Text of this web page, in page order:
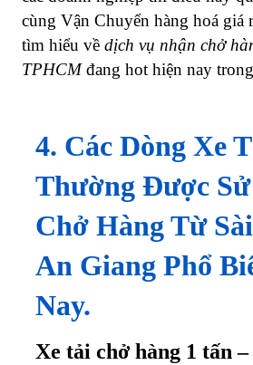
cùng Vận Chuyển hàng hoá giá
tìm hiểu về dịch vụ nhận chở
TPHCMđang hot hiện nay
4. Các Dòng Xe
Thường Được
Chở Hàng Từ
An Giang Phổ
Nay.
Xe tải chở hàng 1 tấn